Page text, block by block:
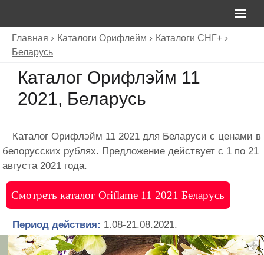
Главная Каталоги Орифлейм
Каталоги СНГ+
Беларусь
Каталог Орифлэйм 11
2021, Беларусь
Каталог Орифлэйм 11 2021 для Беларуси с ценами в
белорусских рублях. Предложение действует с 1 по 21
августа 2021 года.
Смотреть каталог Oriflame 11 2021 Беларусь
Период действия: 1.08-21.08.2021.